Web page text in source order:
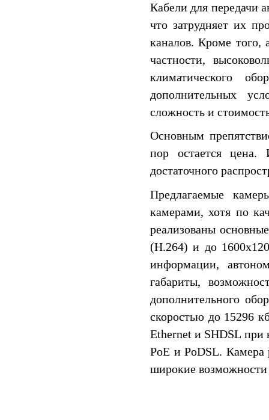
Кабели для передачи
что затрудняет их
каналов. Кроме того,
частности,
климатического
дополнительных
сложность и
Основным
пор остается цена.
достаточного
Предлагаемые
камерами, хотя по
реализованы
(H.264) и до
информации,
габариты,
дополнительного
скоростью до 15296
Ethernet и SHDSL при
PoE и PoDSL. Камера
широкие возможности